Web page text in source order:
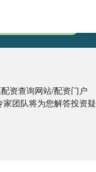
资查询网站/配资门户
团队将为您解答投资疑